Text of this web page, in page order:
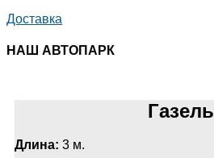
Доставка
НАШ АВТОПАРК
Газель
Длина: 3 м.